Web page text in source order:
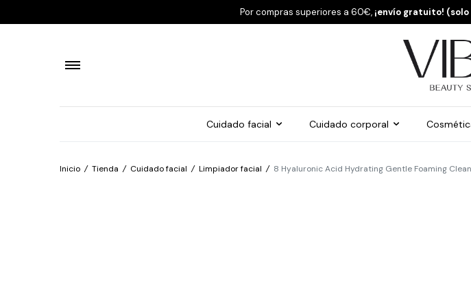
Por compras superiores a 60€, ¡envío gratuito!
Cuidado facial Cuidado corporal
Inicio / Tienda / Cuidado facial / Limpiador facial / 8 Hyaluronic Acid Hydrating Gentle Foaming